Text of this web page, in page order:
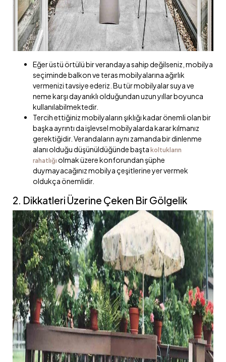
Eğer üstü örtülü bir verandaya sahip değilseniz, mobilya
seçiminde balkon ve teras mobilyalarına ağırlık
vermenizi tavsiye ederiz. Bu tür mobilyalar suya ve
neme karşı dayanıklı olduğundan uzun yıllar boyunca
kullanılabilmektedir.
Tercih ettiğiniz mobilyaların şıklığı kadar önemli olan bir
başka ayrıntı da işlevsel mobilyalarda karar kılmanız
gerektiğidir. Verandaların aynı zamanda bir dinlenme
alanı olduğu düşünüldüğünde başta koltukların
rahatlığı olmak üzere konforundan şüphe
duymayacağınız mobilya çeşitlerine yer vermek
oldukça önemlidir.
2. Dikkatleri Üzerine Çeken Bir Gölgelik